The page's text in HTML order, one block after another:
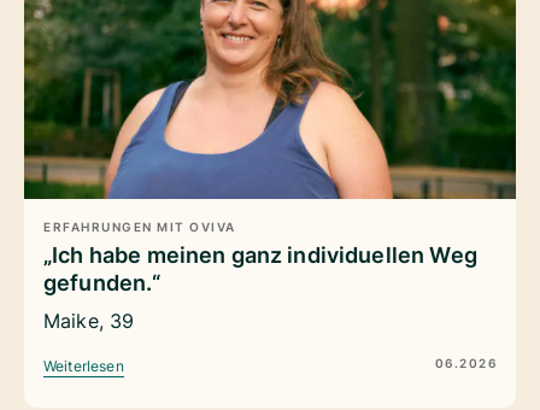
ERFAHRUNGEN MIT OVIVA
„Ich habe meinen ganz individuellen Weg
gefunden.“
Maike, 39
Weiterlesen 06.2026